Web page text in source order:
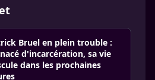
Bruel en plein trouble :
d'incarcération, sa vie
dans les prochaines